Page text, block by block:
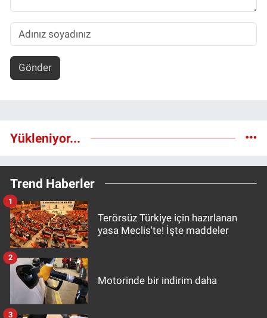
Gönder
Yükleniyor...
Trend Haberler
Terörsüz Türkiye için hazırlanan
yasa Meclis'te! İşte maddeler
1
Motorinde bir indirim daha
2
3